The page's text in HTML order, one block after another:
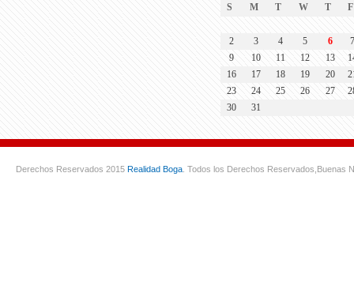
S
M T W T F
2 3 4 5 6
9
10 11 12 13
16
17 18 19 20
23
24 25 26 27
30
31
Derechos Reservados 2015 Realidad Boga . Todos los Derechos Reservados, Buenas